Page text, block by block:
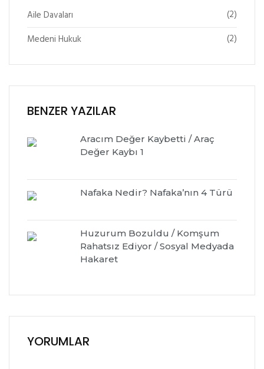
Aile Davaları
(2)
Medeni Hukuk
(2)
BENZER YAZILAR
Aracım Değer Kaybetti / Araç
Değer Kaybı 1
Nafaka Nedir? Nafaka’nın 4 Türü
Huzurum Bozuldu / Komşum
Rahatsız Ediyor / Sosyal Medyada
Hakaret
YORUMLAR